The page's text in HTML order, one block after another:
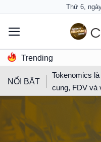
content
Thứ 6,
Trending
NỔI BẬT
Tokenomics
cung, FDV và